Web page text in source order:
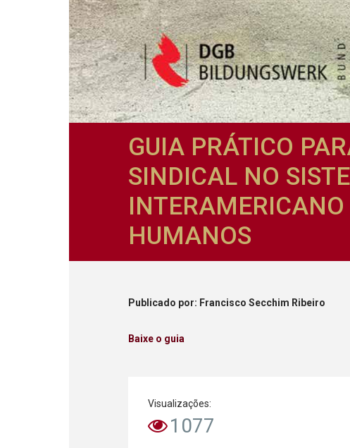
GUIA PRÁTICO
SINDICAL NO
INTERAMERICANO
HUMANOS
Publicado por: Francisco Secchim Ribeiro
Baixe o guia
Visualizações:
1077